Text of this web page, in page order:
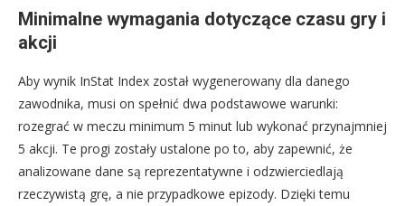
Minimalne wymagania dotyczące czasu gry i
akcji
Aby wynik InStat Index został wygenerowany dla danego
zawodnika, musi on spełnić dwa podstawowe warunki:
rozegrać w meczu minimum 5 minut lub wykonać przynajmniej
5 akcji. Te progi zostały ustalone po to, aby zapewnić, że
analizowane dane są reprezentatywne i odzwierciedlają
rzeczywistą grę, a nie przypadkowe epizody. Dzięki temu